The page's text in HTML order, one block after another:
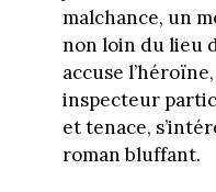
malchance, un
non loin du lieu
accuse l’héroïne,
inspecteur
et tenace,
roman bluffant.